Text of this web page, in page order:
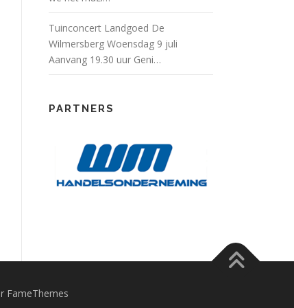
Tuinconcert Landgoed De
Wilmersberg Woensdag 9 juli
Aanvang 19.30 uur Geni…
PARTNERS
FameThemes